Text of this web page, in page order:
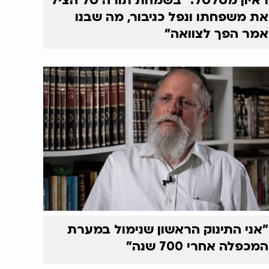
את משפחתו ונפל כגיבור, מה שבנו
אמר הפך לצוואה"
"אני התינוק הראשון שנימול במערת
המכפלה אחרי 700 שנה"